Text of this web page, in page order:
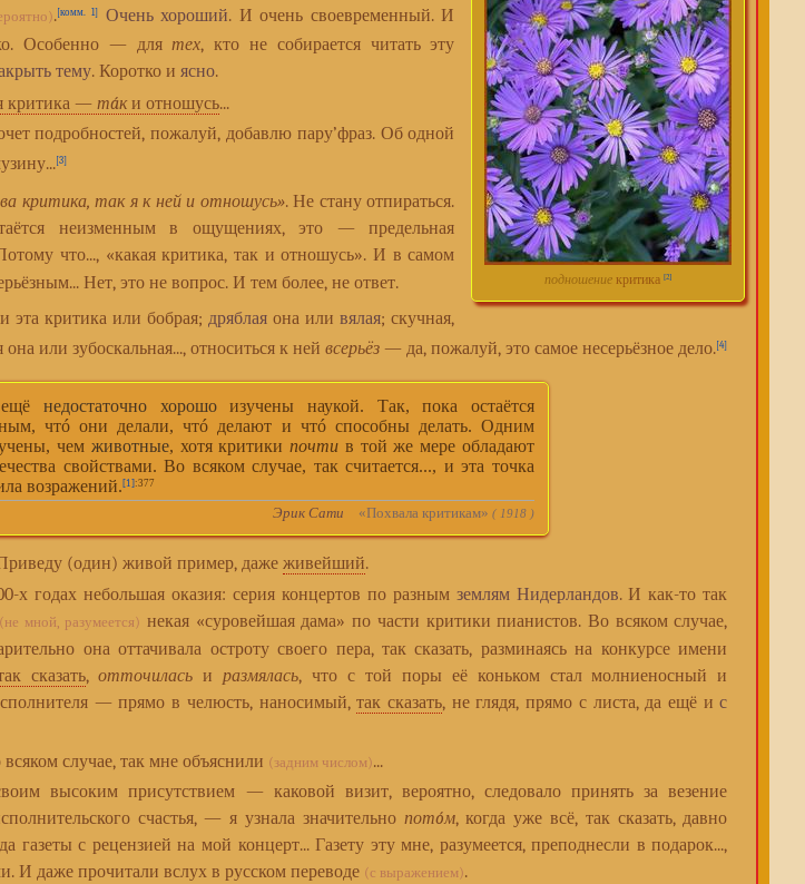
подношение критика [2]
.[комм. 1] Очень хороший. И очень своевременный. И
Особенно — длятех, кто не собирается читать эту
тему. Коротко иясно.
критика — тáки отношусь...
подробностей, пожалуй, добавлю пару’фраз. Об одной
[3]
критика, так я к ней и отношусь». Не стану отпираться.
неизменным в ощущениях, это — предельная
что..., «какая критика, так и отношусь». И в самом
Нет, это не вопрос. И тем более, не ответ.
эта критика или бобрая;дряблая она иливялая; скучная,
или зубоскальная..., относиться к нейвсерьёз — да, пожалуй, это самое несерьёзное дело.[4]
недостаточно хорошоизучены наукой. Так, пока остаётся
чтó они делали, чтó делают и чтó способны делать. Одним
чем животные, хотя критикипочти в той же мере обладают
свойствами. Во всяком случае, так считается..., и эта точка
возражений.[1] :377
Эрик Сати «Похвала критикам» ( 1918 )
(один) живой пример, даже живейший.
годах небольшая оказия: серия концертов по разным землям Нидерландов. И как-то так
(не мной, разумеется) некая «суровейшая дама» по части критики пианистов. Во всяком случае,
она оттачивала остроту своего пера, так сказать, разминаясь на конкурсе имени
сказать,отточилась иразмялась, что с той поры её коньком стал молниеносный и
— прямо в челюсть, наносимый,так сказать, не глядя, прямо с листа, да ещё ис
случае, так мне объяснили (задним числом)...
высоким присутствием — каковой визит, вероятно, следовало принять за везение
счастья, — я узнала значительно потóм, когда уже всё, так сказать, давно
с рецензией на мой концерт... Газету эту мне, разумеется, преподнесли в подарок...,
И даже прочитали вслух в русском переводе (с выражением).